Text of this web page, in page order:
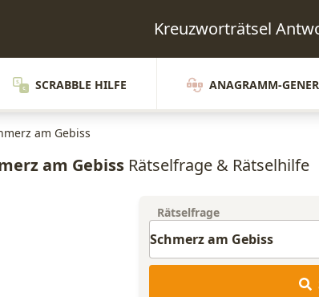
Kreuzworträtsel
SCRABBLE HILFE ANAGRAMM-
am Gebiss
am GebissRätselfrage & Rätselhilfe
Rätselfrage